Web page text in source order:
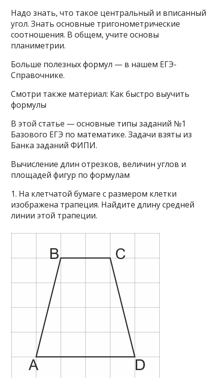
Надо знать, что такое центральный и вписанный
угол. Знать основные тригонометрические
соотношения. В общем, учите основы
планиметрии.
Больше полезных формул — в нашем ЕГЭ-
Справочнике.
Смотри также материал: Как быстро выучить
формулы
В этой статье — основные типы заданий №1
Базового ЕГЭ по математике. Задачи взяты из
Банка заданий ФИПИ.
Вычисление длин отрезков, величин углов и
площадей фигур по формулам
1. На клетчатой бумаге с размером клетки
изображена трапеция. Найдите длину средней
линии этой трапеции.